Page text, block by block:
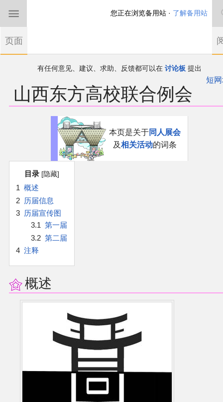
有任何意见、建议、求助、反馈都可以在 讨论板 提出
THBWiki以专业性和准确性为目标，如果你发现了任何确定的错误或
漏，可在登录后直接进行改正
欢迎来到THBWiki！如果您是第一次来到这里，请点击右上角注册一
帐户
短
山西东方高校联合例会
航
索
本页是关于同人展会
及相关活动的词条
目录
1 概述
2 历届信息
3 历届宣传图
3.1 第一届
3.2 第二届
4 注释
概述
您正在浏览备用站 · 了解备用站
页面
首页
东方Project
东方同人规约
沙盒（建议使用）
讨论板
加入我们
官方作品
官方游戏
官方音乐